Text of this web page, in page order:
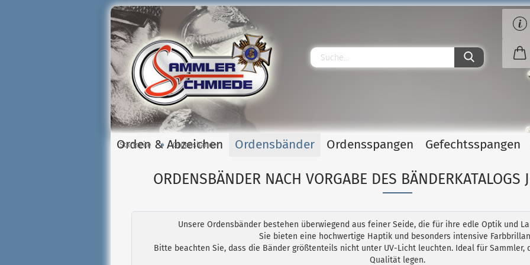
Orden & Abzeichen Ordensbänder Ordensspangen Gefechtsspangen
Neue
Startseite » Ordensbänder
ORDENSBÄNDER NACH VORGABE DES BÄNDERKATALOGS
Unsere Ordensbänder bestehen überwiegend aus feiner Seide, die für ihre edle Optik und
Sie bieten eine hochwertige Haptik und besonders intensive
Bitte beachten Sie, dass die Bänder größtenteils nicht unter UV-Licht leuchten. Ideal für Sammler,
Qualität legen.